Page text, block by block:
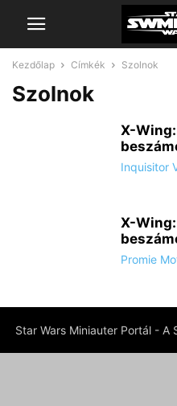
Kezdőlap Címkék Szolnok
Szolnok
X-
Inquisitor
X-
Promie
Star Wars Miniauter Portál - A